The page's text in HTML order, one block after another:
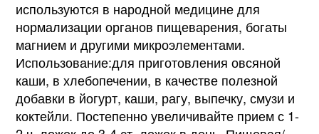
используются в народной медицине для
нормализации органов пищеварения, богаты
магнием и другими микроэлементами.
Использование:для приготовления овсяной
каши, в хлебопечении, в качестве полезной
добавки в йогурт, каши, рагу, выпечку, смузи и
коктейли. Постепенно увеличивайте прием с 1-